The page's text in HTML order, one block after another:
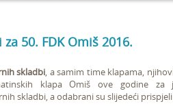
50. FDK Omiš 2016.
skladbi, a samim time klapama,
klapa Omiš ove godine za
skladbi, a odabrani su slijedeći